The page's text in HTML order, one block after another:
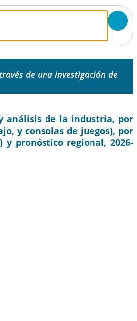
de una investigación de
análisis de la industria, por
y consolas de juegos), por
pronóstico regional, 2026-